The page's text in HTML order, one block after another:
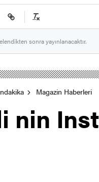
sonra yayınlanacaktır.
Magazin Haberleri
nin